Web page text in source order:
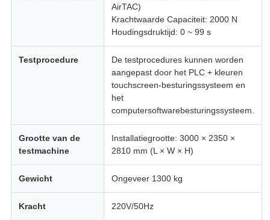
AirTAC)
Krachtwaarde Capaciteit: 2000 N
Houdingsdruktijd: 0 ~ 99 s
Testprocedure
De testprocedures kunnen worden
aangepast door het PLC + kleuren
touchscreen-besturingssysteem en
het
computersoftwarebesturingssysteem.
Grootte van de
testmachine
Installatiegrootte: 3000 × 2350 ×
2810 mm (L × W × H)
Gewicht Ongeveer 1300 kg
Kracht 220V/50Hz